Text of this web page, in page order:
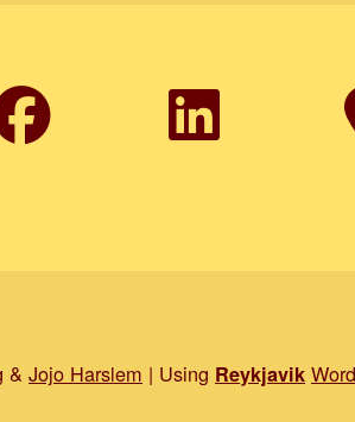
&Jojo Harslem | Using Reykjavik